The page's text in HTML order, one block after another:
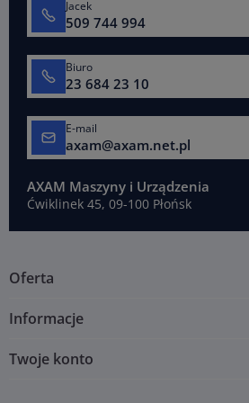
Jacek
509 744 994
Biuro
23 684 23 10
E-mail
axam@axam.net.pl
AXAM Maszyny i Urządzenia
Ćwiklinek 45, 09-100 Płońsk
Oferta
Informacje
Twoje konto